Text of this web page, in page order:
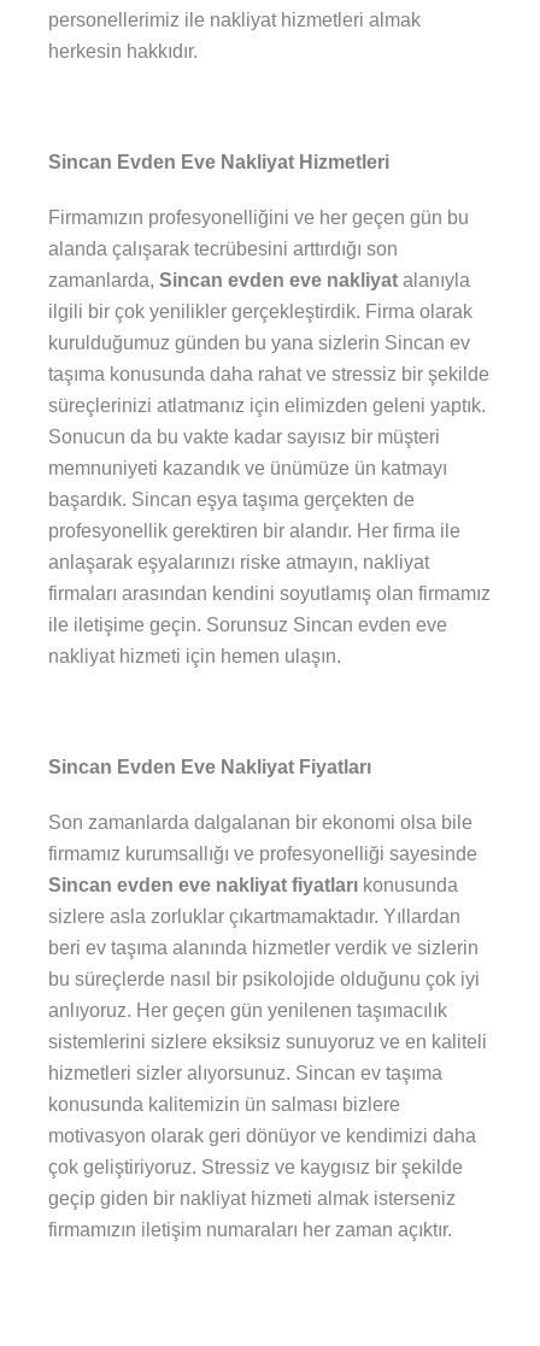
personellerimiz ile nakliyat hizmetleri almak
herkesin hakkıdır.
Sincan Evden Eve Nakliyat Hizmetleri
Firmamızın profesyonelliğini ve her geçen gün bu
alanda çalışarak tecrübesini arttırdığı son
zamanlarda, Sincan evden eve nakliyat alanıyla
ilgili bir çok yenilikler gerçekleştirdik. Firma olarak
kurulduğumuz günden bu yana sizlerin Sincan ev
taşıma konusunda daha rahat ve stressiz bir şekilde
süreçlerinizi atlatmanız için elimizden geleni yaptık.
Sonucun da bu vakte kadar sayısız bir müşteri
memnuniyeti kazandık ve ünümüze ün katmayı
başardık. Sincan eşya taşıma gerçekten de
profesyonellik gerektiren bir alandır. Her firma ile
anlaşarak eşyalarınızı riske atmayın, nakliyat
firmaları arasından kendini soyutlamış olan firmamız
ile iletişime geçin. Sorunsuz Sincan evden eve
nakliyat hizmeti için hemen ulaşın.
Sincan Evden Eve Nakliyat Fiyatları
Son zamanlarda dalgalanan bir ekonomi olsa bile
firmamız kurumsallığı ve profesyonelliği sayesinde
Sincan evden eve nakliyat fiyatları konusunda
sizlere asla zorluklar çıkartmamaktadır. Yıllardan
beri ev taşıma alanında hizmetler verdik ve sizlerin
bu süreçlerde nasıl bir psikolojide olduğunu çok iyi
anlıyoruz. Her geçen gün yenilenen taşımacılık
sistemlerini sizlere eksiksiz sunuyoruz ve en kaliteli
hizmetleri sizler alıyorsunuz. Sincan ev taşıma
konusunda kalitemizin ün salması bizlere
motivasyon olarak geri dönüyor ve kendimizi daha
çok geliştiriyoruz. Stressiz ve kaygısız bir şekilde
geçip giden bir nakliyat hizmeti almak isterseniz
firmamızın iletişim numaraları her zaman açıktır.